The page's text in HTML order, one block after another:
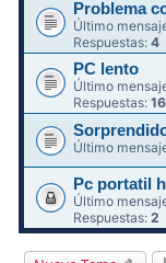
Problema
Último
Respuestas:4
PC lento
Último
Respuestas:16
Último
Pc portatil
Último
Respuestas:2